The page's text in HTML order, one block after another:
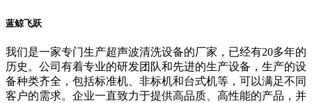
蓝鲸飞跃
我们是一家专门生产超声波清洗设备的厂家，已经有20多年的
历史。公司有着专业的研发团队和先进的生产设备，生产的设
备种类齐全，包括标准机、非标机和台式机等，可以满足不同
客户的需求。企业一直致力于提供高品质、高性能的产品，并